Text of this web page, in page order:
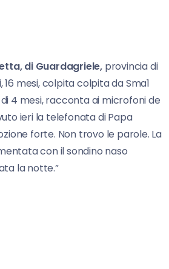
di Guardagriele, provincia di
16 mesi, colpita colpita da Sma1
4 mesi, racconta ai microfoni de
ieri la telefonata di Papa
forte. Non trovo le parole. La
con il sondino naso
la notte.”